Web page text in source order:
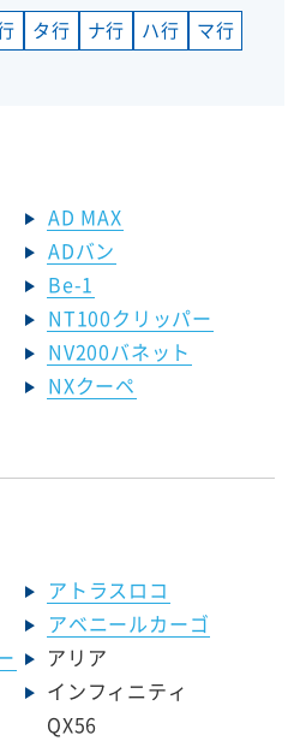
タ行 ナ行 ハ行
マ行
AD MAX
ADバン
Be-1
NT100クリッパー
NV200バネット
NXクーペ
アトラスロコ
アベニールカーゴ
アリア
インフィニティ
QX56